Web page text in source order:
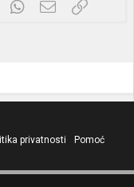
TumblrWhatsApp
Imejl Link
privatnosti
Pomoć